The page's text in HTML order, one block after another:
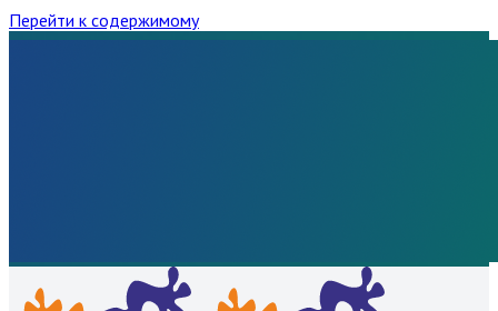
Перейти к содержимому